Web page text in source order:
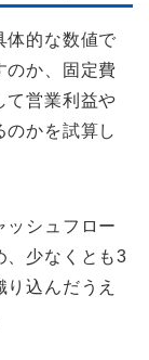
体的な数値で
のか、固定費
て営業利益や
のかを試算し
ッシュフロー
、少なくとも3
込んだうえ